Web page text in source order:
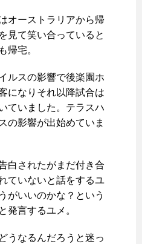
オーストラリアから帰
見て笑い合っていると
帰宅。
ルスの影響で後楽園ホ
になりそれ以降試合は
ていました。テラスハ
の影響が出始めていま
白されたがまだ付き合
ていないと話をするユ
がいいのかな？という
発言するユメ。
うなるんだろうと迷っ